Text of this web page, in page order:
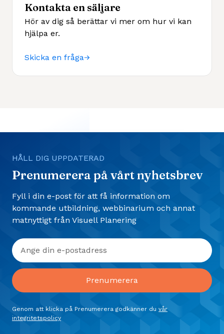
Kontakta en säljare
Hör av dig så berättar vi mer om hur vi kan
hjälpa er.
Skicka en fråga
HÅLL DIG UPPDATERAD
Prenumerera på vårt nyhetsbrev
Fyll i din e-post för att få information om
kommande utbildning, webbinarium och annat
matnyttigt från Visuell Planering
Genom att klicka på Prenumerera godkänner du vår
integritetspolicy